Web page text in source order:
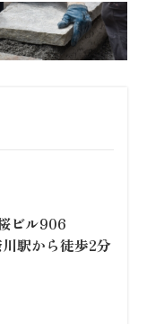
ビル906
駅から徒歩2分